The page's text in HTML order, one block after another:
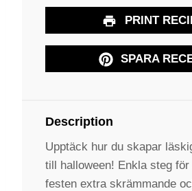
PRINT
SPARA
Description
Upptäck hur du skapar
till halloween! Enkla steg
festen extra skrämmande